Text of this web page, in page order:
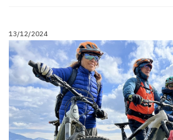
13/12/2024